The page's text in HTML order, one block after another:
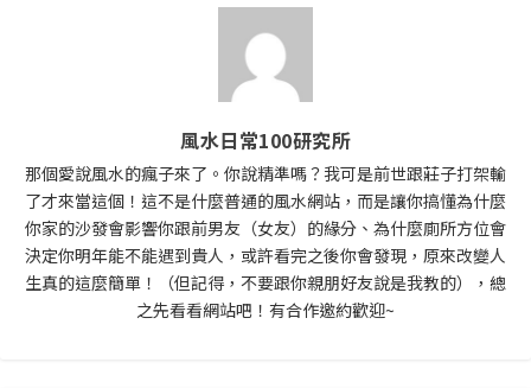
風水日常100研究所
那個愛說風水的瘋子來了。你說精準嗎？我可是前世跟莊子打架輸
了才來當這個！這不是什麼普通的風水網站，而是讓你搞懂為什麼
你家的沙發會影響你跟前男友（女友）的緣分、為什麼廁所方位會
決定你明年能不能遇到貴人，或許看完之後你會發現，原來改變人
生真的這麼簡單！（但記得，不要跟你親朋好友說是我教的），總
之先看看網站吧！有合作邀約歡迎~